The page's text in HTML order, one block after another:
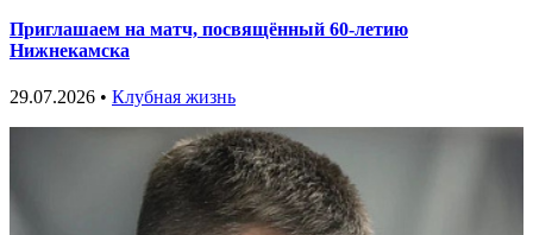
Приглашаем на матч, посвящённый 60-летию
Нижнекамска
29.07.2026 • Клубная жизнь